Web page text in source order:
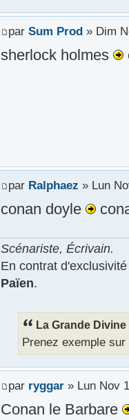
par Sum Prod» Dim
sherlock holmes
par Ralphaez » Lun
conan doyle
Scénariste, Écrivain.
En contrat
Païen.
La Grande
Prenez exemple
par ryggar» Lun Nov
Conan le Barbare